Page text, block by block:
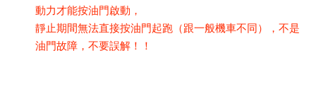
動力才能按油門啟動，
靜止期間無法直接按油門起跑（跟一般機車不同），不是
油門故障，不要誤解！！